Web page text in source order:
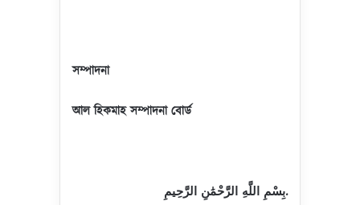
সম্পাদনা
আল হিকমাহ সম্পাদনা বোর্ড
بِسْمِ اللَّهِ الرَّحْمَٰنِ الرَّحِيمِ.